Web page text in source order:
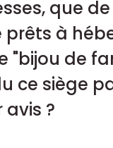
que
à
"bijou de
ce siège
?